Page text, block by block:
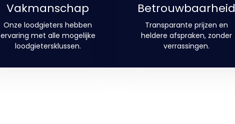
Vakmanschap
Onze loodgieters hebben
ervaring met alle mogelijke
loodgietersklussen.
Betrouwbaarheid
Transparante prijzen en
heldere afspraken, zonder
verrassingen.